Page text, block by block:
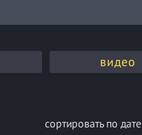
видео
сортировать по дате